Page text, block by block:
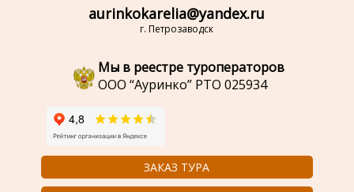
Мы в реестре туроператоров
ООО “Ауринко” РТО 025934
ЗАКАЗ ТУРА
aurinkokarelia@yandex.ru
г. Петрозаводск